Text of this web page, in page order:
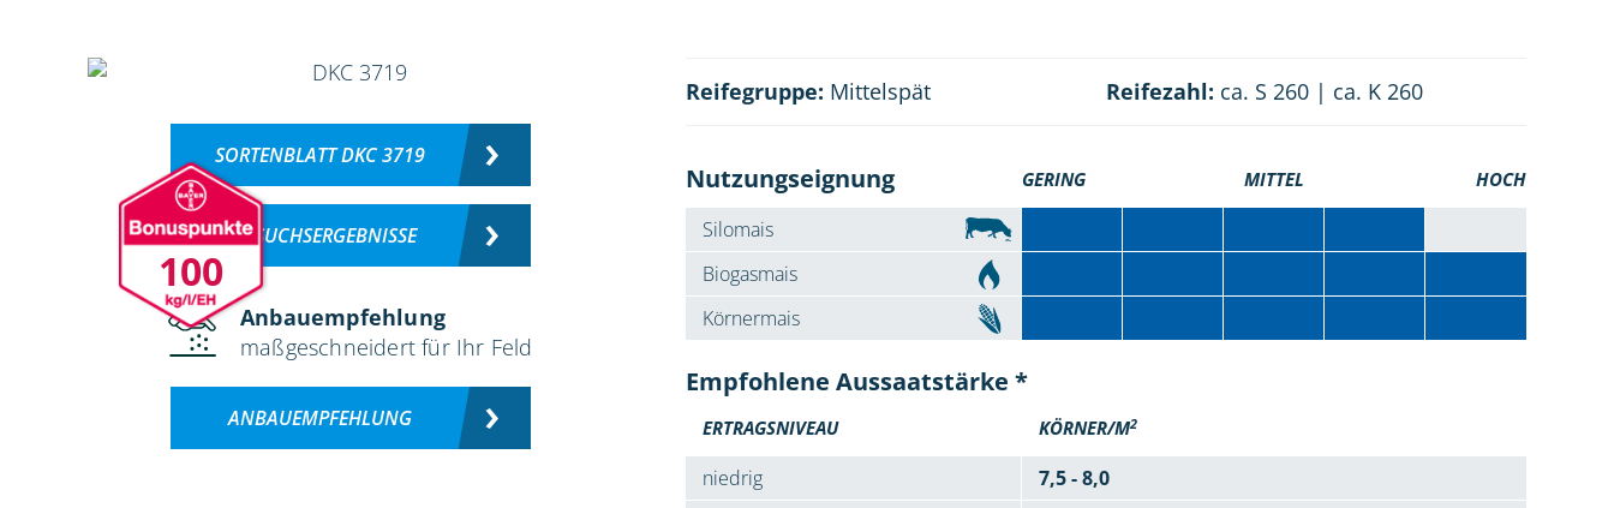
100
SORTENBLATT DKC 3719
VERSUCHSERGEBNISSE
Anbauempfehlung
maßgeschneidert für Ihr Feld
ANBAUEMPFEHLUNG
Reifegruppe: Mittelspät Reifezahl: ca. S 260 | ca. K 260
Nutzungseignung GERING MITTEL HOCH
Silomais
Biogasmais
Körnermais
Empfohlene Aussaatstärke *
ERTRAGSNIVEAU KÖRNER/M2
niedrig
7,5 - 8,0